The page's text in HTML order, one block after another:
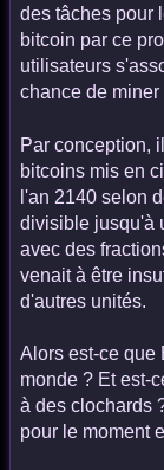
des tâches pour
bitcoin par ce
utilisateurs
chance de
Par conception,
bitcoins mis en
l'an 2140 selon
divisible jusqu'à
avec des
venait à être
d'autres unités.
Alors est-ce que
monde ? Et est-
à des clochards
pour le moment